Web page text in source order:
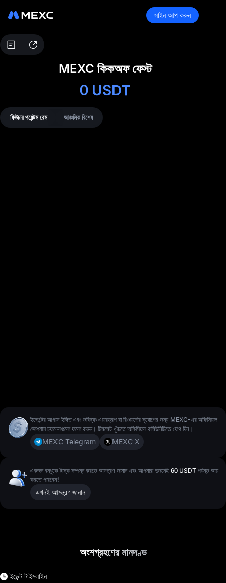
সাইন আপ করুন
MEXC কিকঅফ ফেস্ট
0 USDT
ফিউচার পয়েন্টস রেস আঞ্চলিক বিশেষ
ইভেন্টের আগাম ইঙ্গিত এবং ভবিষ্যৎ এয়ারড্রপ বা রিওয়ার্ডের সুযোগের জন্য MEXC-এর অফিসিয়াল
সোশ্যাল চ্যানেলগুলো ফলো করুন। টিমমেট খুঁজতে অফিসিয়াল কমিউনিটিতে যোগ দিন।
MEXC Telegram MEXC X
একজন বন্ধুকে টাস্ক সম্পন্ন করতে আমন্ত্রণ জানান এবং আপনারা দুজনেই 60 USDT পর্যন্ত আয়
করতে পারবেন!
এখনই আমন্ত্রণ জানান
অংশগ্রহণের মানদণ্ড
ইভেন্ট টাইমলাইন